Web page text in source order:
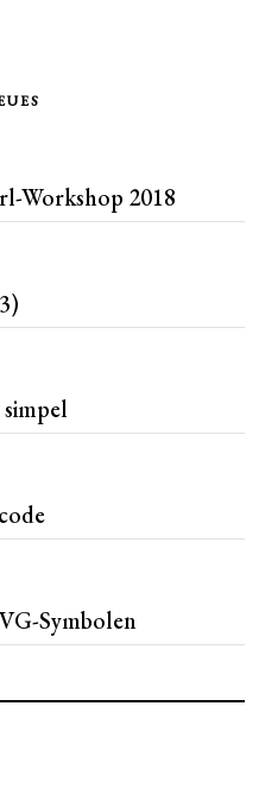
Workshop 2018
Symbolen